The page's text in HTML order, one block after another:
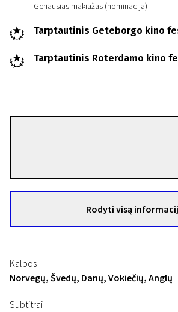
Geriausias makiažas (nominacija)
Tarptautinis Geteborgo kino
Tarptautinis Roterdamo kino
Rodyti visą
Kalbos
Norvegų, Švedų, Danų, Vokiečių, Anglų
Subtitrai